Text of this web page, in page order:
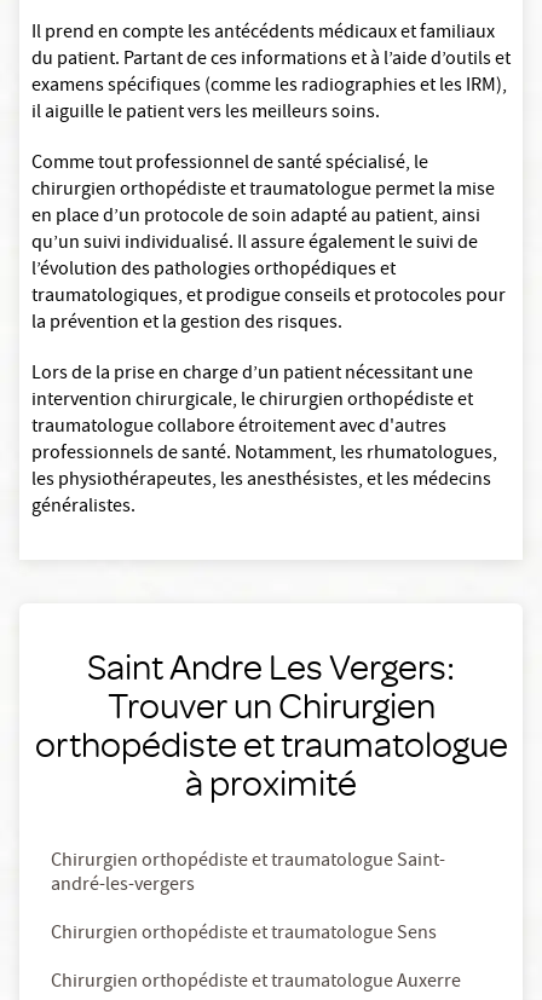
Il prend en compte les antécédents médicaux et familiaux
du patient. Partant de ces informations et à l’aide d’outils et
examens spécifiques (comme les radiographies et les IRM),
il aiguille le patient vers les meilleurs soins.
Comme tout professionnel de santé spécialisé, le
chirurgien orthopédiste et traumatologue permet la mise
en place d’un protocole de soin adapté au patient, ainsi
qu’un suivi individualisé. Il assure également le suivi de
l’évolution des pathologies orthopédiques et
traumatologiques, et prodigue conseils et protocoles pour
la prévention et la gestion des risques.
Lors de la prise en charge d’un patient nécessitant une
intervention chirurgicale, le chirurgien orthopédiste et
traumatologue collabore étroitement avec d'autres
professionnels de santé. Notamment, les rhumatologues,
les physiothérapeutes, les anesthésistes, et les médecins
généralistes.
Saint Andre Les Vergers:
Trouver un Chirurgien
orthopédiste et traumatologue
à proximité
Chirurgien orthopédiste et traumatologue Saint-
andré-les-vergers
Chirurgien orthopédiste et traumatologue Sens
Chirurgien orthopédiste et traumatologue Auxerre